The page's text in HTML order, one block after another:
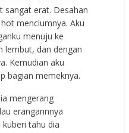
sangat erat. Desahan
menciumnya. Aku
menuju ke
lembut, dan dengan
Kemudian aku
bagian memeknya.
mengerang
erangannnya
tahu dia